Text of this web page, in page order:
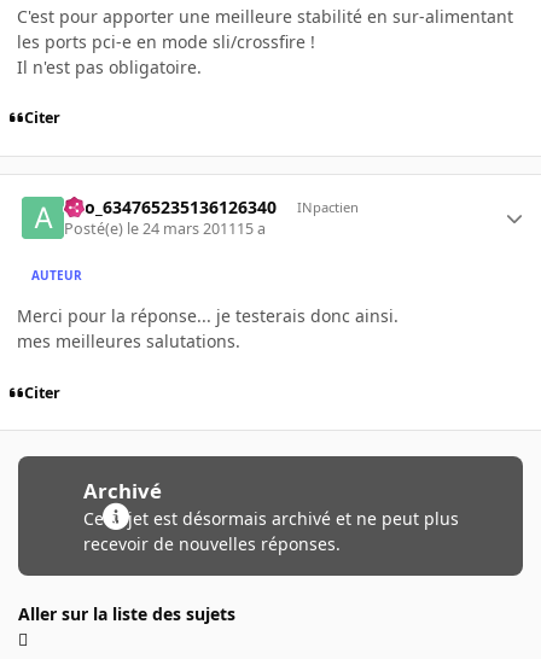
C'est pour apporter une meilleure stabilité en sur-alimentant
les ports pci-e en mode sli/crossfire !
Il n'est pas obligatoire.
Citer
ano_634765235136126340 INpactien
Posté(e) le 24 mars 201115 a
AUTEUR
Merci pour la réponse... je testerais donc ainsi.
mes meilleures salutations.
Citer
Archivé
Ce sujet est désormais archivé et ne peut plus
recevoir de nouvelles réponses.
Aller sur la liste des sujets